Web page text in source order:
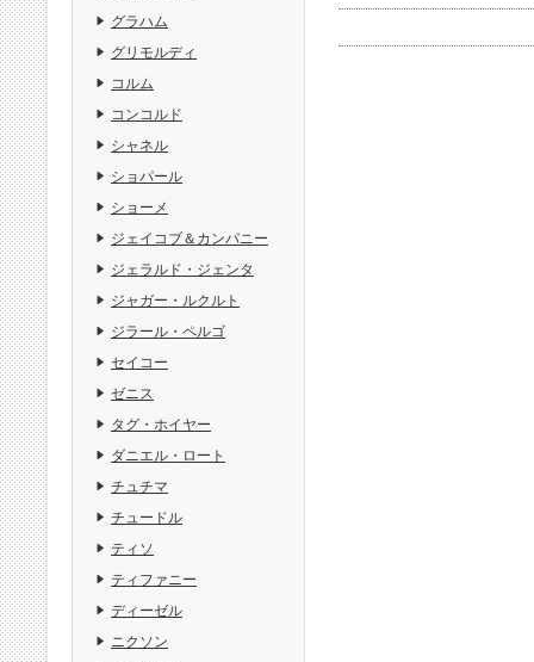
グラハム
グリモルディ
コルム
コンコルド
シャネル
ショパール
ショーメ
ジェイコブ＆カンパニー
ジェラルド・ジェンタ
ジャガー・ルクルト
ジラール・ペルゴ
セイコー
ゼニス
タグ・ホイヤー
ダニエル・ロート
チュチマ
チュードル
ティソ
ティファニー
ディーゼル
ニクソン